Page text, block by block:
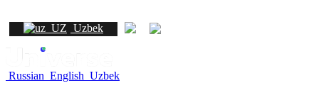
Uzbek
Russian English Uzbek